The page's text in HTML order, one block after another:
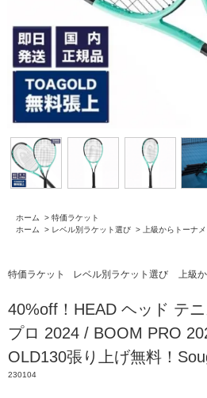
ホーム > 特価ラケット
ホーム
> レベル別ラケット選び > 上級からトーナ
特価ラケット レベル別ラケット選び 上級
40%off！HEAD ヘッド テ
プロ 2024 / BOOM PRO
OLD130張り上げ無料！
230104